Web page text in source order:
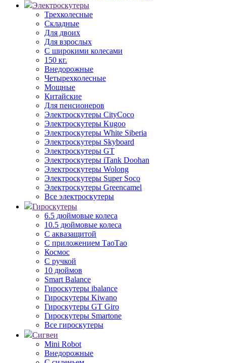
Электроскутеры
Трехколесные
Складные
Для двоих
Для взрослых
С широкими колесами
150 кг.
Внедорожные
Четырехколесные
Мощные
Китайские
Для пенсионеров
Электроскутеры CityCoco
Электроскутеры Kugoo
Электроскутеры White Siberia
Электроскутеры Skyboard
Электроскутеры GT
Электроскутеры iTank Doohan
Электроскутеры Wolong
Электроскутеры Super Soco
Электроскутеры Greencamel
Все электроскутеры
Гироскутеры
6.5 дюймовые колеса
10.5 дюймовые колеса
С аквазащитой
С приложением ТаоТао
Космос
С ручкой
10 дюймов
Smart Balance
Гироскутеры ibalance
Гироскутеры Kiwano
Гироскутеры GT Giro
Гироскутеры Smartone
Все гироскутеры
Сигвеи
Mini Robot
Внедорожные